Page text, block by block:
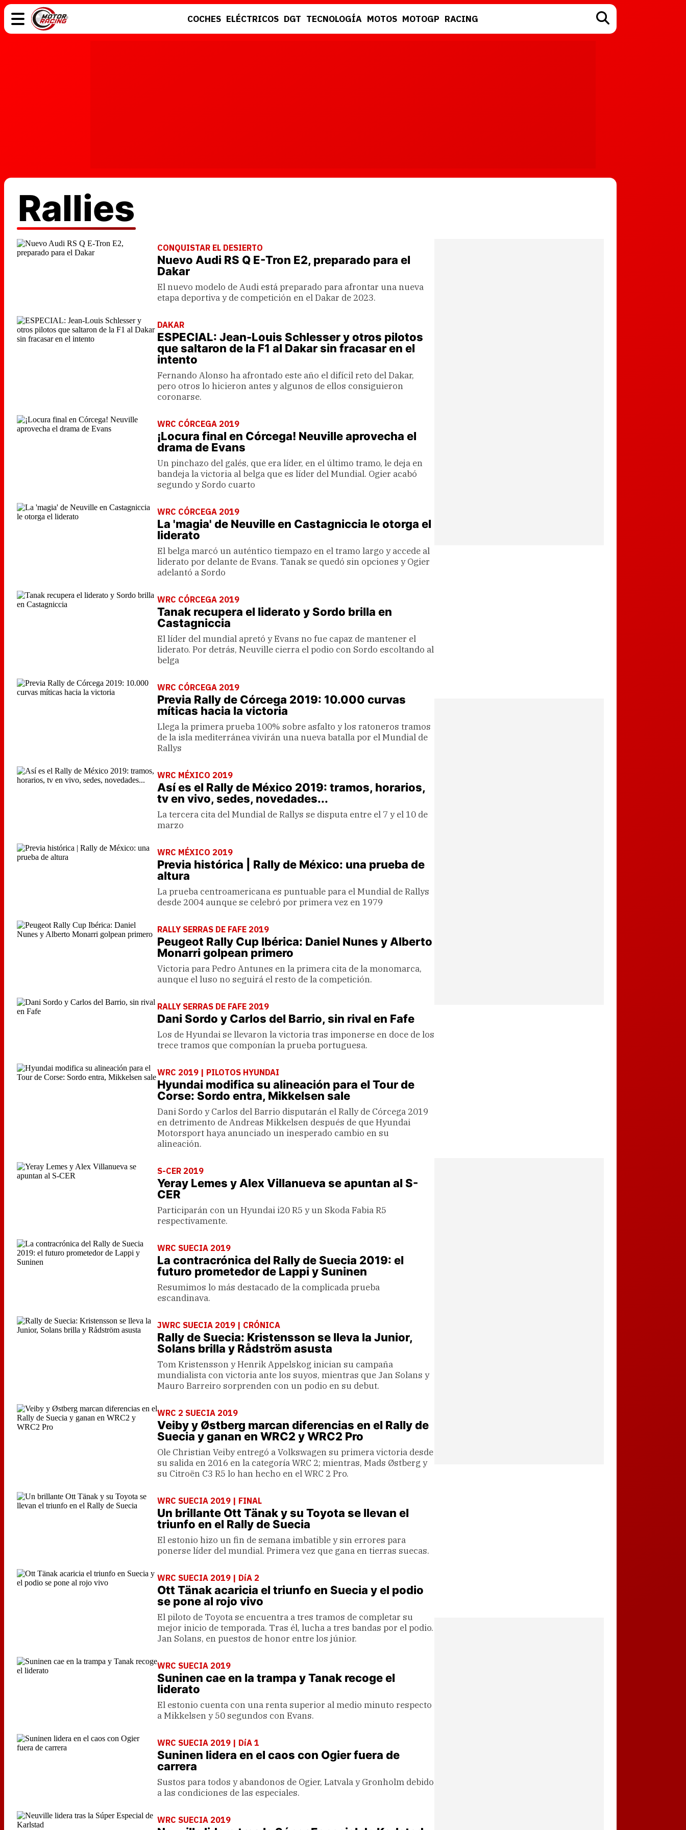
COCHES ELÉCTRICOS DGT TECNOLOGÍA MOTOS MOTOGP RACING
Rallies
CONQUISTAR EL DESIERTO
Nuevo Audi RS Q E-Tron E2, preparado para el
Dakar
El nuevo modelo de Audi está preparado para afrontar una nueva
etapa deportiva y de competición en el Dakar de 2023.
DAKAR
ESPECIAL: Jean-Louis Schlesser y otros pilotos
que saltaron de la F1 al Dakar sin fracasar en el
intento
Fernando Alonso ha afrontado este año el difícil reto del Dakar,
pero otros lo hicieron antes y algunos de ellos consiguieron
coronarse.
WRC CÓRCEGA 2019
¡Locura final en Córcega! Neuville aprovecha el
drama de Evans
Un pinchazo del galés, que era líder, en el último tramo, le deja en
bandeja la victoria al belga que es líder del Mundial. Ogier acabó
segundo y Sordo cuarto
WRC CÓRCEGA 2019
La 'magia' de Neuville en Castagniccia le otorga el
liderato
El belga marcó un auténtico tiempazo en el tramo largo y accede al
liderato por delante de Evans. Tanak se quedó sin opciones y Ogier
adelantó a Sordo
WRC CÓRCEGA 2019
Tanak recupera el liderato y Sordo brilla en
Castagniccia
El líder del mundial apretó y Evans no fue capaz de mantener el
liderato. Por detrás, Neuville cierra el podio con Sordo escoltando al
belga
WRC CÓRCEGA 2019
Previa Rally de Córcega 2019: 10.000 curvas
míticas hacia la victoria
Llega la primera prueba 100% sobre asfalto y los ratoneros tramos
de la isla mediterránea vivirán una nueva batalla por el Mundial de
Rallys
WRC MÉXICO 2019
Así es el Rally de México 2019: tramos, horarios,
tv en vivo, sedes, novedades...
La tercera cita del Mundial de Rallys se disputa entre el 7 y el 10 de
marzo
WRC MÉXICO 2019
Previa histórica | Rally de México: una prueba de
altura
La prueba centroamericana es puntuable para el Mundial de Rallys
desde 2004 aunque se celebró por primera vez en 1979
RALLY SERRAS DE FAFE 2019
Peugeot Rally Cup Ibérica: Daniel Nunes y Alberto
Monarri golpean primero
Victoria para Pedro Antunes en la primera cita de la monomarca,
aunque el luso no seguirá el resto de la competición.
RALLY SERRAS DE FAFE 2019
Dani Sordo y Carlos del Barrio, sin rival en Fafe
Los de Hyundai se llevaron la victoria tras imponerse en doce de los
trece tramos que componían la prueba portuguesa.
WRC 2019 | PILOTOS HYUNDAI
Hyundai modifica su alineación para el Tour de
Corse: Sordo entra, Mikkelsen sale
Dani Sordo y Carlos del Barrio disputarán el Rally de Córcega 2019
en detrimento de Andreas Mikkelsen después de que Hyundai
Motorsport haya anunciado un inesperado cambio en su
alineación.
S-CER 2019
Yeray Lemes y Alex Villanueva se apuntan al S-
CER
Participarán con un Hyundai i20 R5 y un Skoda Fabia R5
respectivamente.
WRC SUECIA 2019
La contracrónica del Rally de Suecia 2019: el
futuro prometedor de Lappi y Suninen
Resumimos lo más destacado de la complicada prueba
escandinava.
JWRC SUECIA 2019 | CRÓNICA
Rally de Suecia: Kristensson se lleva la Junior,
Solans brilla y Rådström asusta
Tom Kristensson y Henrik Appelskog inician su campaña
mundialista con victoria ante los suyos, mientras que Jan Solans y
Mauro Barreiro sorprenden con un podio en su debut.
WRC 2 SUECIA 2019
Veiby y Østberg marcan diferencias en el Rally de
Suecia y ganan en WRC2 y WRC2 Pro
Ole Christian Veiby entregó a Volkswagen su primera victoria desde
su salida en 2016 en la categoría WRC 2; mientras, Mads Østberg y
su Citroën C3 R5 lo han hecho en el WRC 2 Pro.
WRC SUECIA 2019 | FINAL
Un brillante Ott Tänak y su Toyota se llevan el
triunfo en el Rally de Suecia
El estonio hizo un fin de semana imbatible y sin errores para
ponerse líder del mundial. Primera vez que gana en tierras suecas.
WRC SUECIA 2019 | DíA 2
Ott Tänak acaricia el triunfo en Suecia y el podio
se pone al rojo vivo
El piloto de Toyota se encuentra a tres tramos de completar su
mejor inicio de temporada. Tras él, lucha a tres bandas por el podio.
Jan Solans, en puestos de honor entre los júnior.
WRC SUECIA 2019
Suninen cae en la trampa y Tanak recoge el
liderato
El estonio cuenta con una renta superior al medio minuto respecto
a Mikkelsen y 50 segundos con Evans.
WRC SUECIA 2019 | DíA 1
Suninen lidera en el caos con Ogier fuera de
carrera
Sustos para todos y abandonos de Ogier, Latvala y Gronholm debido
a las condiciones de las especiales.
WRC SUECIA 2019